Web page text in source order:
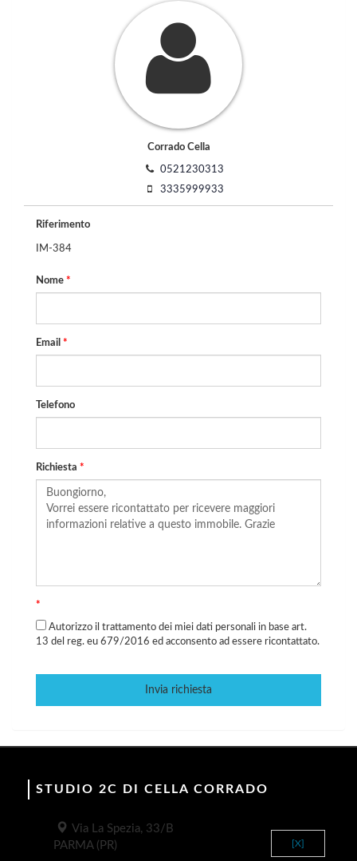
Corrado Cella
0521230313
3335999933
Riferimento
IM-384
Nome *
Email *
Telefono
Richiesta *
*
Autorizzo il trattamento dei miei dati personali in base art.
13 del reg. eu 679/2016 ed acconsento ad essere ricontattato.
Invia richiesta
STUDIO 2C DI CELLA CORRADO
Via La Spezia, 33/B
PARMA (PR)
[X]